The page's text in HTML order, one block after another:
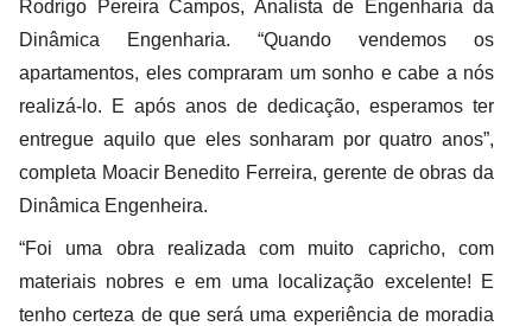
Rodrigo Pereira Campos, Analista de Engenharia da
Dinâmica Engenharia. “Quando vendemos os
apartamentos, eles compraram um sonho e cabe a nós
realizá-lo. E após anos de dedicação, esperamos ter
entregue aquilo que eles sonharam por quatro anos”,
completa Moacir Benedito Ferreira, gerente de obras da
Dinâmica Engenheira.
“Foi uma obra realizada com muito capricho, com
materiais nobres e em uma localização excelente! E
tenho certeza de que será uma experiência de moradia